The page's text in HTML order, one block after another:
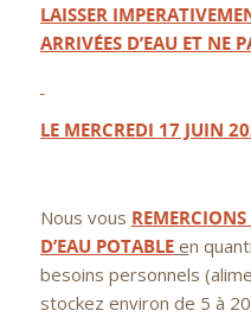
LAISSER
ARRIVÉES D’EAU ET NE
LE MERCREDI 17 JUIN
Nous vous
D’EAU POTABLEen
besoins personnels
stockez environ de 5 à